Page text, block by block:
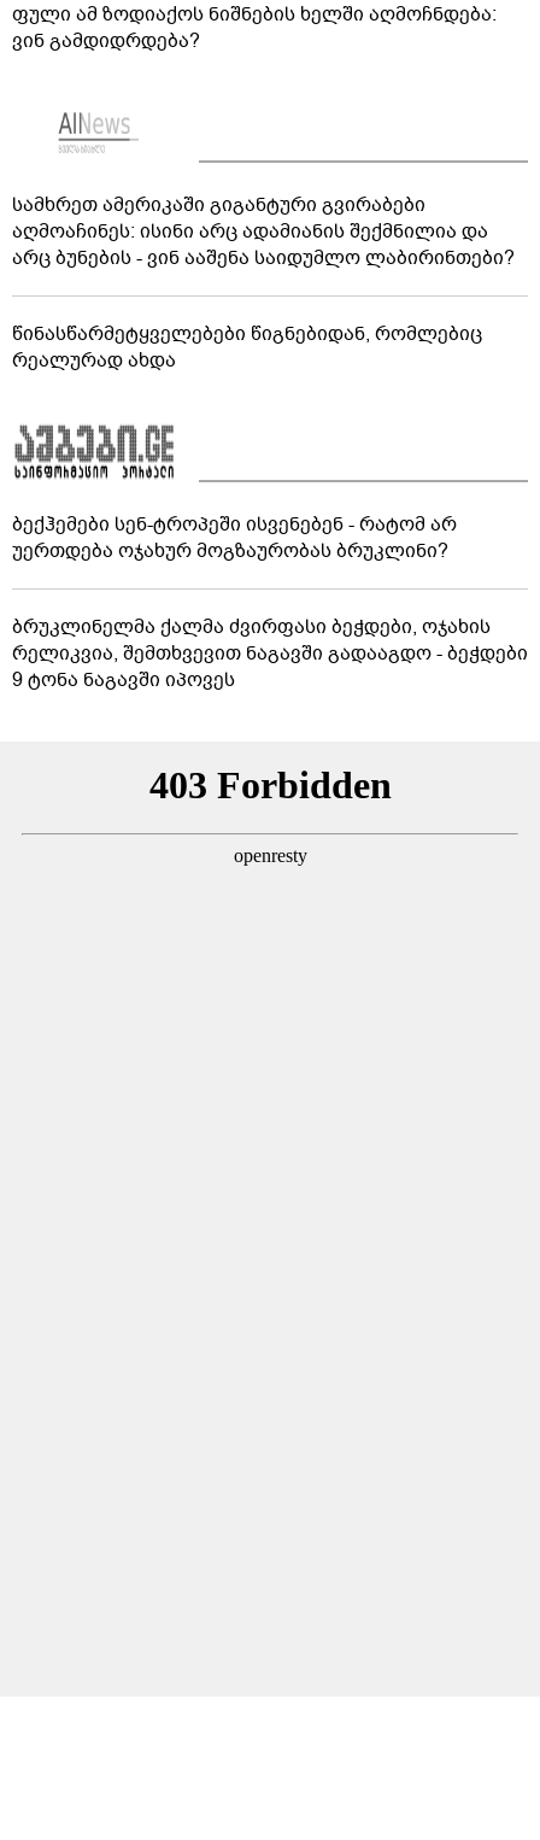
ფული ამ ზოდიაქოს ნიშნების ხელში აღმოჩნდება:
ვინ გამდიდრდება?
სამხრეთ ამერიკაში გიგანტური გვირაბები
აღმოაჩინეს: ისინი არც ადამიანის შექმნილია და
არც ბუნების - ვინ ააშენა საიდუმლო ლაბირინთები?
წინასწარმეტყველებები წიგნებიდან, რომლებიც
რეალურად ახდა
ბექჰემები სენ-ტროპეში ისვენებენ - რატომ არ
უერთდება ოჯახურ მოგზაურობას ბრუკლინი?
ბრუკლინელმა ქალმა ძვირფასი ბეჭდები, ოჯახის
რელიკვია, შემთხვევით ნაგავში გადააგდო - ბეჭდები
9 ტონა ნაგავში იპოვეს